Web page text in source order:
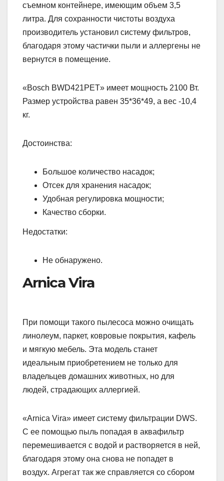
съемном контейнере, имеющим объем 3,5
литра. Для сохранности чистоты воздуха
производитель установил систему фильтров,
благодаря этому частички пыли и аллергены не
вернутся в помещение.
«Bosch BWD421PET» имеет мощность 2100 Вт.
Размер устройства равен 35*36*49, а вес -10,4
кг.
Достоинства:
Большое количество насадок;
Отсек для хранения насадок;
Удобная регулировка мощности;
Качество сборки.
Недостатки:
Не обнаружено.
Arnica Vira
При помощи такого пылесоса можно очищать
линолеум, паркет, ковровые покрытия, кафель
и мягкую мебель. Эта модель станет
идеальным приобретением не только для
владельцев домашних животных, но для
людей, страдающих аллергией.
«Arnica Vira» имеет систему фильтрации DWS.
С ее помощью пыль попадая в аквафильтр
перемешивается с водой и растворяется в ней,
благодаря этому она снова не попадет в
воздух. Агрегат так же справляется со сбором